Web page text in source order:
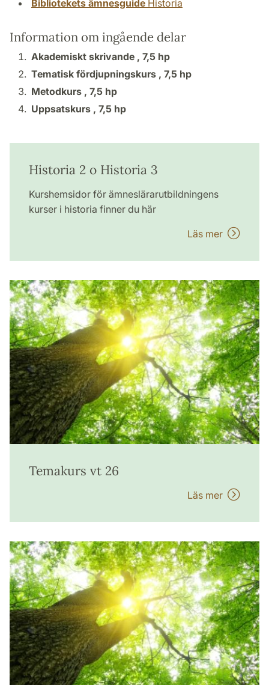
Bibliotekets ämnesguide Historia
Information om ingående delar
Akademiskt skrivande , 7,5 hp
Tematisk fördjupningskurs , 7,5 hp
Metodkurs , 7,5 hp
Uppsatskurs , 7,5 hp
Historia 2 o Historia 3
Kurshemsidor för ämneslärarutbildningens
kurser i historia finner du här
Läs mer
Temakurs vt 26
Läs mer